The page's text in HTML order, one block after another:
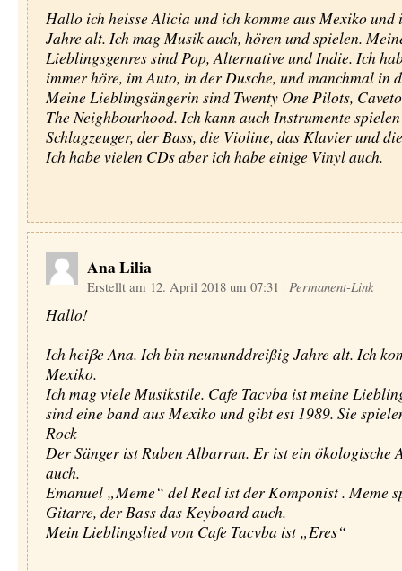
Hallo ich heisse Alicia und ich komme aus Mexiko und
Jahre alt. Ich mag Musik auch, hören und spielen.
Lieblingsgenres sind Pop, Alternative und Indie. Ich
immer höre, im Auto, in der Dusche, und manchmal in
Meine Lieblingsängerin sind Twenty One Pilots,
The Neighbourhood. Ich kann auch Instrumente
Schlagzeuger, der Bass, die Violine, das Klavier und
Ich habe vielen CDs aber ich habe einige Vinyl auch.
Ana Lilia
Erstellt am 12. April 2018 um 07:31 | Permanent-Link
Hallo!
Ich heiβe Ana. Ich bin neununddreißig Jahre alt. Ich
Mexiko.
Ich mag viele Musikstile. Cafe Tacvba ist meine
sind eine band aus Mexiko und gibt est 1989. Sie
Rock
Der Sänger ist Ruben Albarran. Er ist ein ökologische
auch.
Emanuel „Meme“ del Real ist der Komponist . Meme
Gitarre, der Bass das Keyboard auch.
Mein Lieblingslied von Cafe Tacvba ist „Eres“